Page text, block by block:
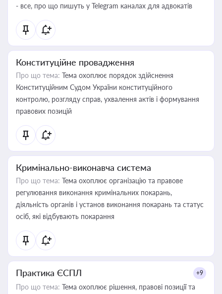
- все, про що пишуть у Telegram каналах для адвокатів
Конституційне провадження
Про що тема: Тема охоплює порядок здійснення
Конституційним Судом України конституційного
контролю, розгляду справ, ухвалення актів і формування
правових позицій
Кримінально-виконавча система
Про що тема: Тема охоплює організацію та правове
регулювання виконання кримінальних покарань,
діяльність органів і установ виконання покарань та статус
осіб, які відбувають покарання
Практика ЄСПЛ +9
Про що тема: Тема охоплює рішення, правові позиції та